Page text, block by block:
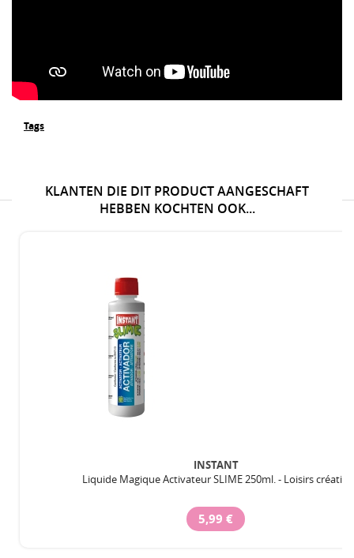
Tags
KLANTEN DIE DIT PRODUCT AANGESCHAFT
HEBBEN KOCHTEN OOK...
INSTANT
Liquide Magique Activateur SLIME 250ml. - Loisirs créatifs
5,99 €